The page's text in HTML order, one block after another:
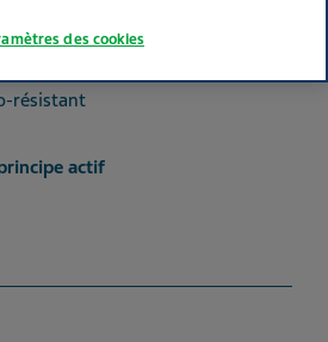
résistant
actif
des cookies